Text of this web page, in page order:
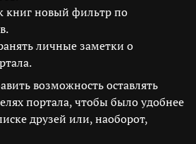
книг новый фильтр по
личные заметки о
возможность оставлять
портала, чтобы было удобнее
друзей или, наоборот,